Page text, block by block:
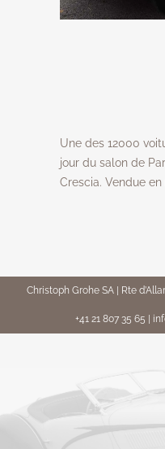
Une des 12000
jour du salon de
Crescia. Vendue
Christoph Grohe SA | Rte
+41 21 807 35 65 |